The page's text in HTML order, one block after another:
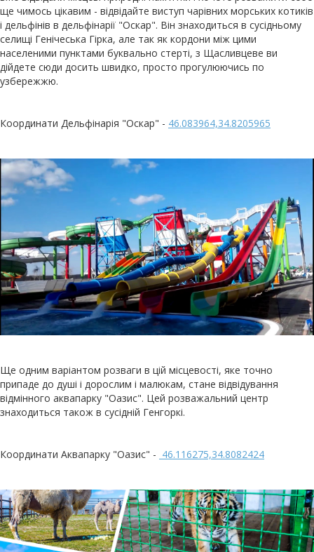
ще чимось цікавим - відвідайте виступ чарівних морських котиків
і дельфінів в дельфінарії "Оскар". Він знаходиться в сусідньому
селищі Генічеська Гірка, але так як кордони між цими
населеними пунктами буквально стерті, з Щасливцеве ви
дійдете сюди досить швидко, просто прогулюючись по
узбережжю.
Координати Дельфінарія "Оскар" - 46.083964,34.8205965
Ще одним варіантом розваги в цій місцевості, яке точно
припаде до душі і дорослим і малюкам, стане відвідування
відмінного аквапарку "Оазис". Цей розважальний центр
знаходиться також в сусідній Генгоркі.
Координати Аквапарку "Оазис" - 46.116275,34.8082424